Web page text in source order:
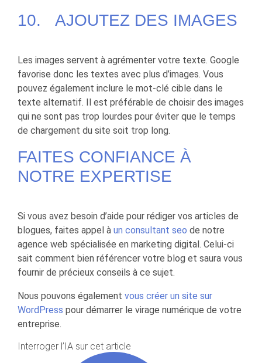
10. AJOUTEZ DES IMAGES
Les images servent à agrémenter votre texte. Google
favorise donc les textes avec plus d’images. Vous
pouvez également inclure le mot-clé cible dans le
texte alternatif. Il est préférable de choisir des images
qui ne sont pas trop lourdes pour éviter que le temps
de chargement du site soit trop long.
FAITES CONFIANCE À
NOTRE EXPERTISE
Si vous avez besoin d’aide pour rédiger vos articles de
blogues, faites appel à un consultant seo de notre
agence web spécialisée en marketing digital. Celui-ci
sait comment bien référencer votre blog et saura vous
fournir de précieux conseils à ce sujet.
Nous pouvons également vous créer un site sur
WordPress pour démarrer le virage numérique de votre
entreprise.
Interroger l’IA sur cet article